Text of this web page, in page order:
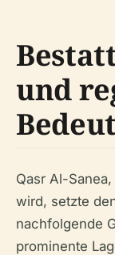
und
Qasr Al-
wird, setzte
nachfolgende
prominente